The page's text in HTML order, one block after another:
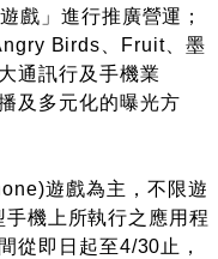
戲」進行推廣營運；
Birds、Fruit、墨
通訊行及手機業
及多元化的曝光方
遊戲為主，不限遊
機上所執行之應用程
從即日起至4/30止，